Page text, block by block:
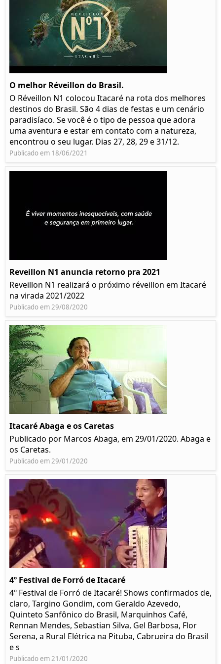
O melhor Réveillon do Brasil.
O Réveillon N1 colocou Itacaré na rota dos melhores
destinos do Brasil. São 4 dias de festas e um cenário
paradisíaco. Se você é o tipo de pessoa que adora
uma aventura e estar em contato com a natureza,
encontrou o seu lugar. Dias 27, 28, 29 e 31/12.
Publicado em 18/06/2021
Reveillon N1 anuncia retorno pra 2021
Reveillon N1 realizará o próximo réveillon em Itacaré
na virada 2021/2022
Publicado em 29/08/2020
Itacaré Abaga e os Caretas
Publicado por Marcos Abaga, em 29/01/2020. Abaga e
os Caretas.
Publicado em 29/01/2020
4º Festival de Forró de Itacaré
4º Festival de Forró de Itacaré! Shows confirmados de,
claro, Targino Gondim, com Geraldo Azevedo,
Quinteto Sanfônico do Brasil, Marquinhos Café,
Rennan Mendes, Sebastian Silva, Gel Barbosa, Flor
Serena, a Rural Elétrica na Pituba, Cabrueira do Brasil
e s
Publicado em 21/01/2020